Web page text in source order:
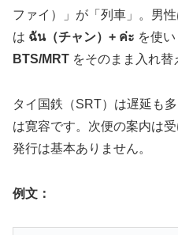
ファイ）」が「列車」。男性
は ฉัน（チャン）+ ค่ะ を使
BTS/MRT をそのまま入れ替
タイ国鉄（SRT）は遅延も
は寛容です。次便の案内は
発行は基本ありません。
例文：